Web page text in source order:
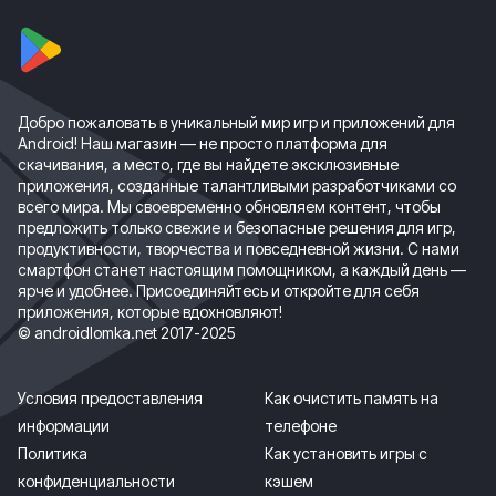
Добро пожаловать в уникальный мир игр и приложений для
Android! Наш магазин — не просто платформа для
скачивания, а место, где вы найдете эксклюзивные
приложения, созданные талантливыми разработчиками со
всего мира. Мы своевременно обновляем контент, чтобы
предложить только свежие и безопасные решения для игр,
продуктивности, творчества и повседневной жизни. С нами
смартфон станет настоящим помощником, а каждый день —
ярче и удобнее. Присоединяйтесь и откройте для себя
приложения, которые вдохновляют!
© androidlomka.net 2017-2025
Условия предоставления
информации
Политика
конфиденциальности
Как очистить память на
телефоне
Как установить игры с
кэшем